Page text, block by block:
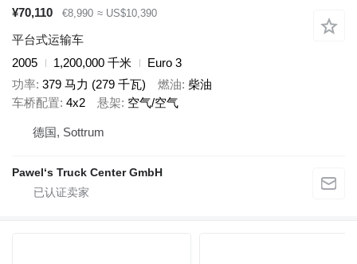
¥70,110 €8,990 ≈ US$10,390
平台式运输车
2005
1,200,000 千米
Euro 3
功率 379 马力 (279 千瓦) 燃油 柴油
车桥配置 4x2 悬架 空气/空气
德国, Sottrum
Pawel‘s Truck Center GmbH